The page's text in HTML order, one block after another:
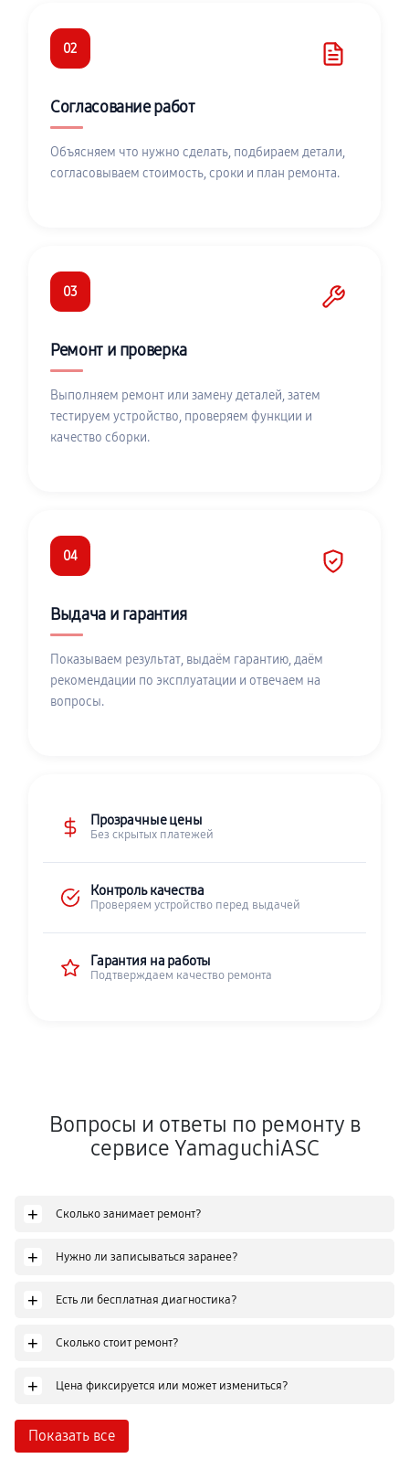
02
Согласование работ
Объясняем что нужно сделать, подбираем детали,
согласовываем стоимость, сроки и план ремонта.
03
Ремонт и проверка
Выполняем ремонт или замену деталей, затем
тестируем устройство, проверяем функции и
качество сборки.
04
Выдача и гарантия
Показываем результат, выдаём гарантию, даём
рекомендации по эксплуатации и отвечаем на
вопросы.
Прозрачные цены
Без скрытых платежей
Контроль качества
Проверяем устройство перед выдачей
Гарантия на работы
Подтверждаем качество ремонта
Вопросы и ответы по ремонту в
сервисе YamaguchiASC
+ Сколько занимает ремонт?
+ Нужно ли записываться заранее?
+ Есть ли бесплатная диагностика?
+ Сколько стоит ремонт?
+ Цена фиксируется или может измениться?
Показать все